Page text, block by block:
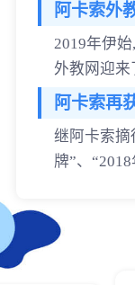
阿卡索外
2019年伊
外教网迎来
阿卡索再
继阿卡索摘
牌”、